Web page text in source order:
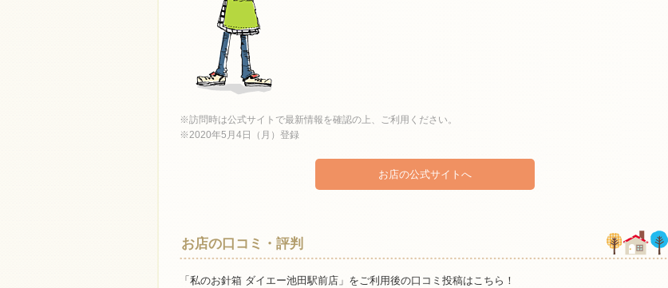
※訪問時は公式サイトで最新情報を確認の上、ご利用ください。
※2020年5月4日（月）登録
お店の公式サイトへ
お店の口コミ・評判
「私のお針箱 ダイエー池田駅前店」をご利用後の口コミ投稿はこちら！